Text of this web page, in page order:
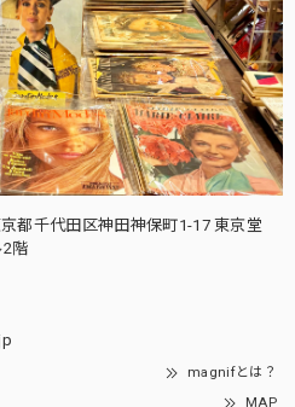
都千代田区神田神保町1-17 東京堂
階
magnifとは？
MAP